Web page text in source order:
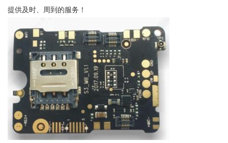
提供及时、周到的服务！